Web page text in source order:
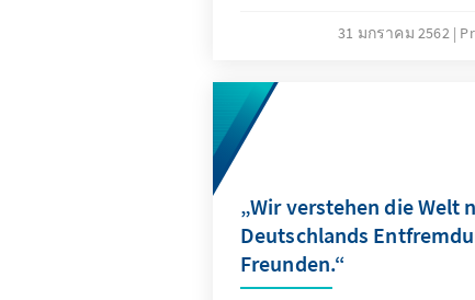
Societies Program (TTCSP)
31 มกราคม 2562
„Wir verstehen die Welt
Deutschlands
Freunden.“